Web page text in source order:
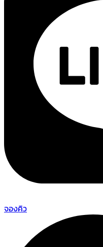
จองคิว